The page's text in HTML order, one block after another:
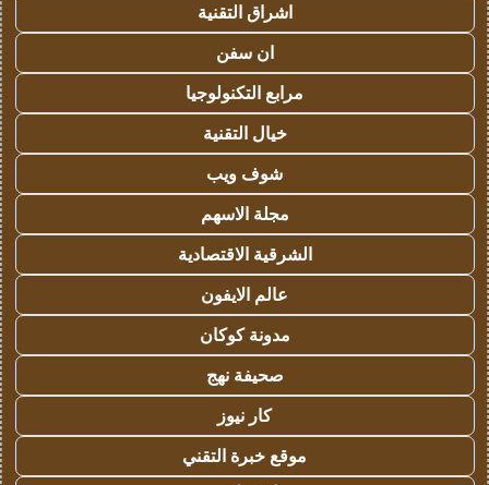
اشراق التقنية
ان سفن
مرابع التكنولوجيا
خيال التقنية
شوف ويب
مجلة الاسهم
الشرقية الاقتصادية
عالم الايفون
مدونة كوكان
صحيفة نهج
كار نيوز
موقع خبرة التقني